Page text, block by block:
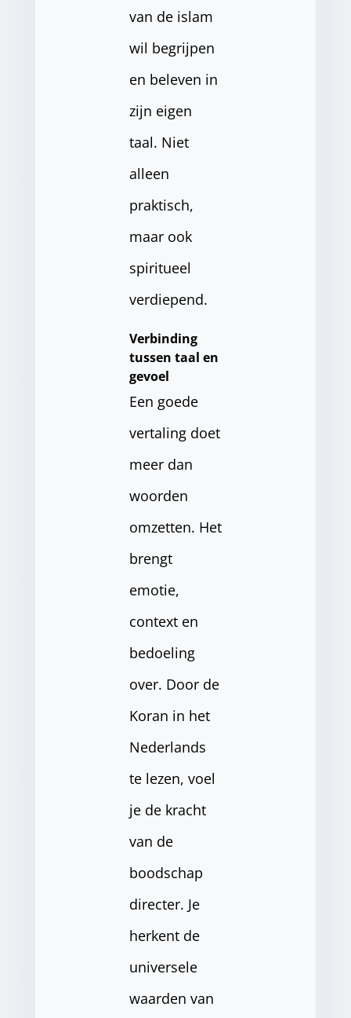
van de islam
wil begrijpen
en beleven in
zijn eigen
taal. Niet
alleen
praktisch,
maar ook
spiritueel
verdiepend.
Verbinding
tussen taal en
gevoel
Een goede
vertaling doet
meer dan
woorden
omzetten. Het
brengt
emotie,
context en
bedoeling
over. Door de
Koran in het
Nederlands
te lezen, voel
je de kracht
van de
boodschap
directer. Je
herkent de
universele
waarden van